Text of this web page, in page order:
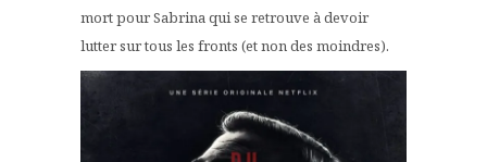
mort pour Sabrina qui se retrouve à devoir
lutter sur tous les fronts (et non des moindres).